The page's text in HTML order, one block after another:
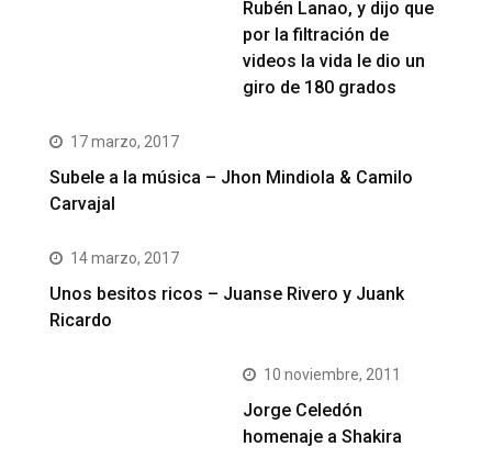
Rubén Lanao, y dijo que
por la filtración de
videos la vida le dio un
giro de 180 grados
17 marzo, 2017
Subele a la música – Jhon Mindiola & Camilo
Carvajal
14 marzo, 2017
Unos besitos ricos – Juanse Rivero y Juank
Ricardo
10 noviembre, 2011
Jorge Celedón
homenaje a Shakira